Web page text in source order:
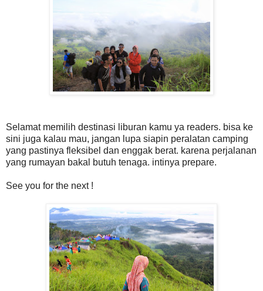
Selamat memilih destinasi liburan kamu ya readers. bisa ke
sini juga kalau mau, jangan lupa siapin peralatan camping
yang pastinya fleksibel dan enggak berat. karena perjalanan
yang rumayan bakal butuh tenaga. intinya prepare.
See you for the next !